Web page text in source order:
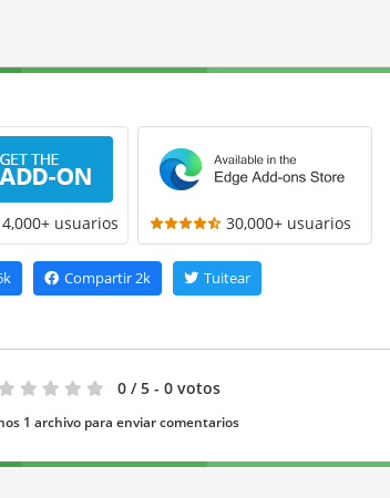
usuarios 30,000+ usuarios
Compartir2k Tuitear
0 / 5 - 0 votos
1 archivo para enviar comentarios